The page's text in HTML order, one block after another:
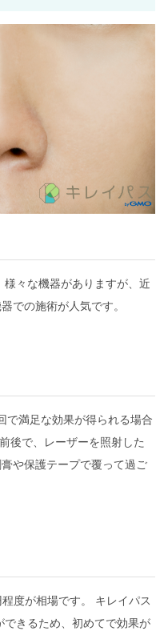
々な機器がありますが、近
での施術が人気です。
で満足な効果が得られる場合
後で、レーザーを照射した
や保護テープで覆って過ご
度が相場です。 キレイパス
できるため、初めてで効果が